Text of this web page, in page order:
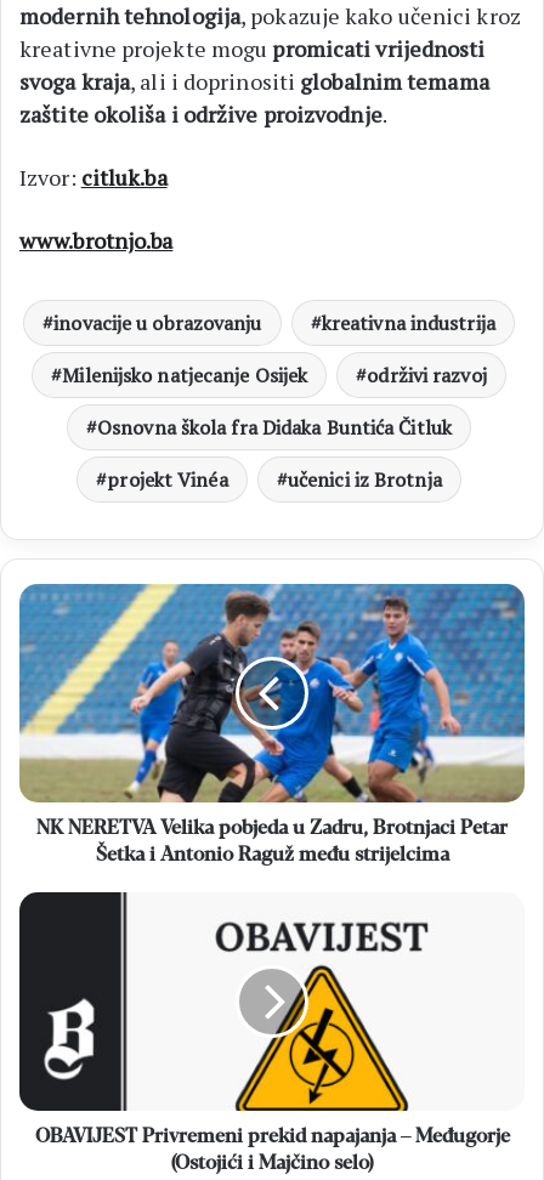
modernih tehnologija, pokazuje kako učenici kroz
kreativne projekte mogupromicati vrijednosti
svoga kraja, ali i doprinositi globalnim temama
zaštite okoliša i održive proizvodnje.
Izvor: citluk.ba
www.brotnjo.ba
inovacije u obrazovanju
kreativna industrija
Milenijsko natjecanje Osijek
održivi razvoj
Osnovna škola fra Didaka Buntića Čitluk
projekt Vinéa
učenici iz Brotnja
NK
NERETVA
Velika
pobjeda
u
Zadru,
Šetka
među
NK NERETVA Velika pobjeda u Zadru, Brotnjaci Petar
Šetka i Antonio Raguž među strijelcima
OBAVIJEST
Međugorje
(Ostojići
Majčino
selo)
OBAVIJEST Privremeni prekid napajanja – Međugorje
(Ostojići i Majčino selo)